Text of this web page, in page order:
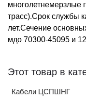
многолетнемерзлые
трасс).Срок службы
лет.Сечение
мдо 70300-45095 и
Этот товар в
Кабели ЦСПШНГ